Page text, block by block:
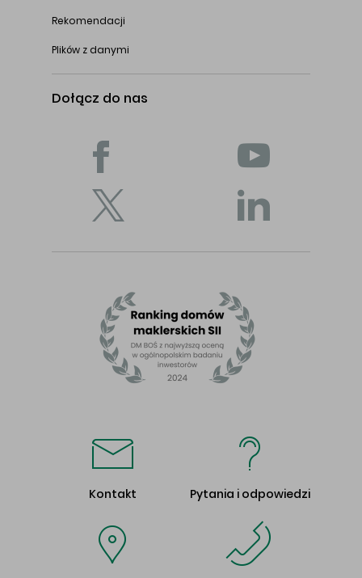
Rekomendacji
Plików z danymi
Dołącz do nas
Kontakt Pytania i odpowiedzi